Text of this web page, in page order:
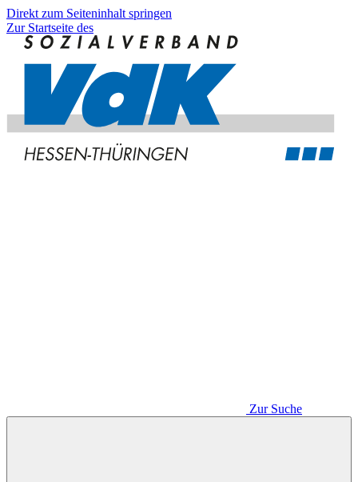
Direkt zum Seiteninhalt springen
Zur Startseite des
Zur Suche